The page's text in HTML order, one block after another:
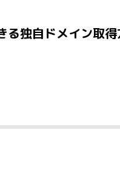
る独自ドメイン取